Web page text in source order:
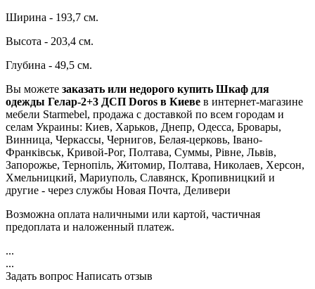
Ширина - 193,7 см.
Высота - 203,4 см.
Глубина - 49,5 см.
Вы можете заказать или недорого купить Шкаф для
одежды Гелар-2+3 ДСП Doros в Киеве в интернет-магазине
мебели Starmebel, продажа с доставкой по всем городам и
селам Украины: Киев, Харьков, Днепр, Одесса, Бровары,
Винница, Черкассы, Чернигов, Белая-церковь, Івано-
Франківськ, Кривой-Рог, Полтава, Суммы, Рівне, Львів,
Запорожье, Тернопіль, Житомир, Полтава, Николаев, Херсон,
Хмельницкий, Мариуполь, Славянск, Кропивницкий и
другие - через службы Новая Почта, Деливери
Возможна оплата наличными или картой, частичная
предоплата и наложенный платеж.
...
...
Задать вопрос Написать отзыв